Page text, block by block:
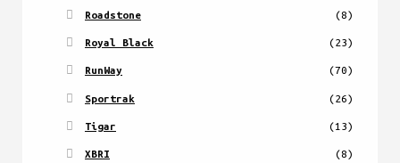
Roadstone (8)
Royal Black (23)
RunWay (70)
Sportrak (26)
Tigar (13)
XBRI (8)